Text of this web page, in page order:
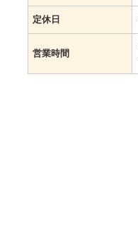
定休日
営業時間